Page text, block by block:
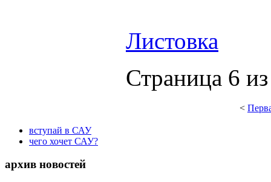
Листовка
Страница 6
<
вступай в САУ
чего хочет САУ?
архив новостей